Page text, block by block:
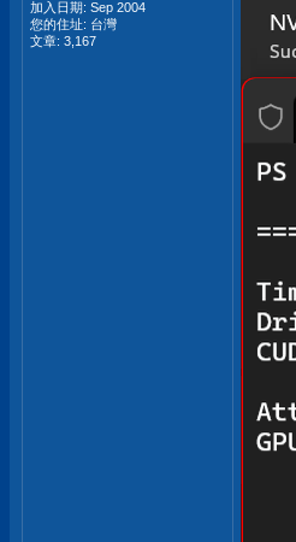
加入日期: Sep 2004
您的住址: 台灣
文章: 3,167